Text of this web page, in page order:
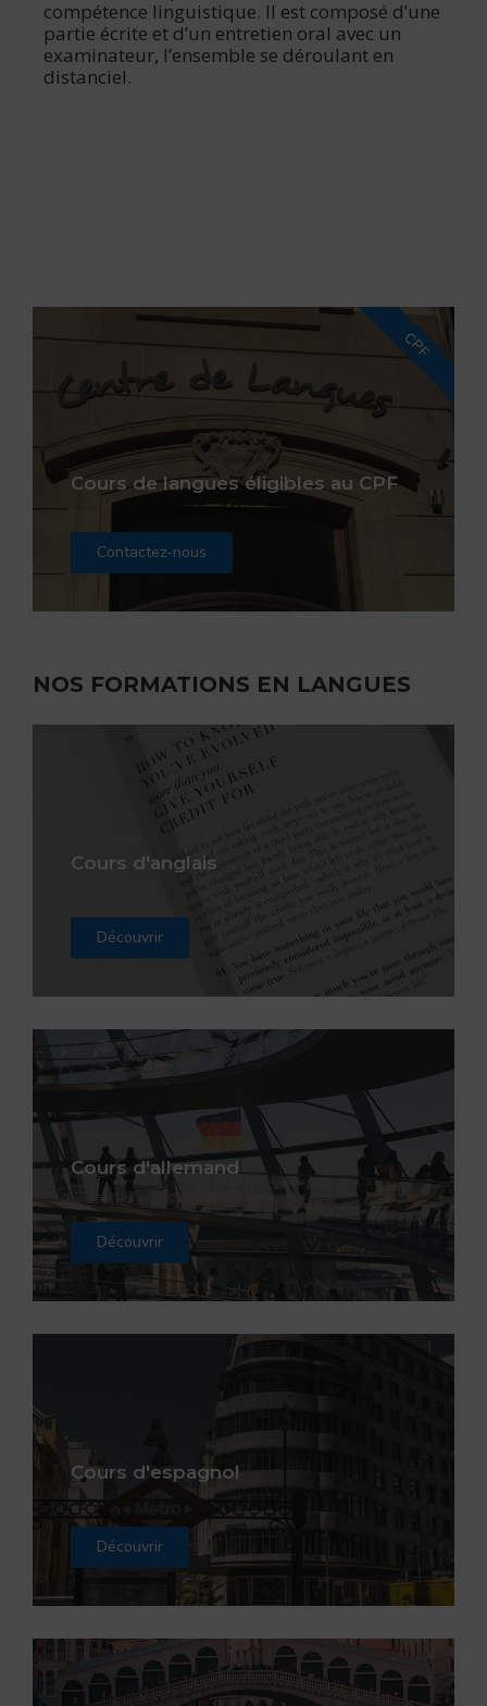
compétence linguistique. Il est composé d’une
partie écrite et d’un entretien oral avec un
examinateur, l’ensemble se déroulant en
distanciel.
Cours de langues éligibles au CPF
Contactez-nous
CPF
NOS FORMATIONS EN LANGUES
Cours d'anglais
Découvrir
Cours d'allemand
Découvrir
Cours d'espagnol
Découvrir